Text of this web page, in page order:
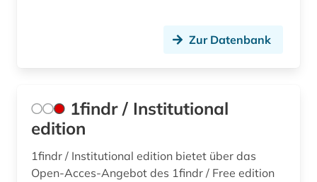
aussprache (1)
australien (5)
Zur Datenbank
1findr / Institutional
edition
1findr / Institutional edition bietet über das
Open-Acces-Angebot des 1findr / Free edition